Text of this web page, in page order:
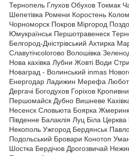
Тернопель Глухов Обухов Токмак
Шепетівка Ромени Коростень
Чорноморск Покров Міргород
Юмукраїнськ Першотравенеск
Белгород-Дністрівський Ахтирка
Славутічcolorово Волошівка
Нова кахівка Лубни Жовті Води
Новаград - Волинський inmas
Енергодар Ладижин Мерефа
Дергачі Богодухов Горіхов
Першомайск Дубно Вишневе
Несенск Словьюта Боярка
Південне Балаклія Луц Біла
Некополь Ужгород Бердянськ
Подольський Бровари Конотоп
Шостка Бердічов Дрогозвичай